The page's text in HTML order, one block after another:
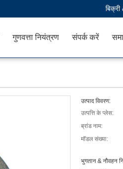
गुणवत्ता नियंत्रण संपर्क करें
उत्पाद विवरण:
उत्पत्ति के प्लेस:
ब्रांड नाम:
मॉडल संख्या:
भुगतान & नौवहन